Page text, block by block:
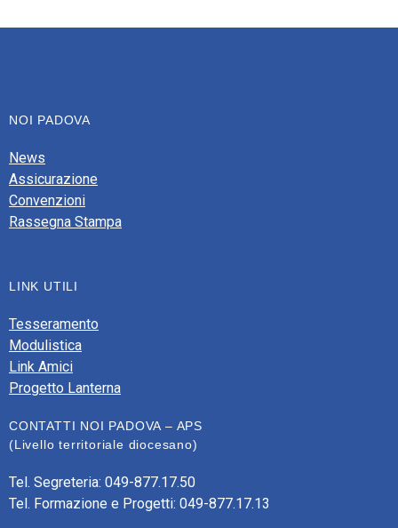
NOI PADOVA
News
Assicurazione
Convenzioni
Rassegna Stampa
LINK UTILI
Tesseramento
Modulistica
Link Amici
Progetto Lanterna
CONTATTI NOI PADOVA – APS
(Livello territoriale diocesano)
Tel. Segreteria: 049-877.17.50
Tel. Formazione e Progetti: 049-877.17.13